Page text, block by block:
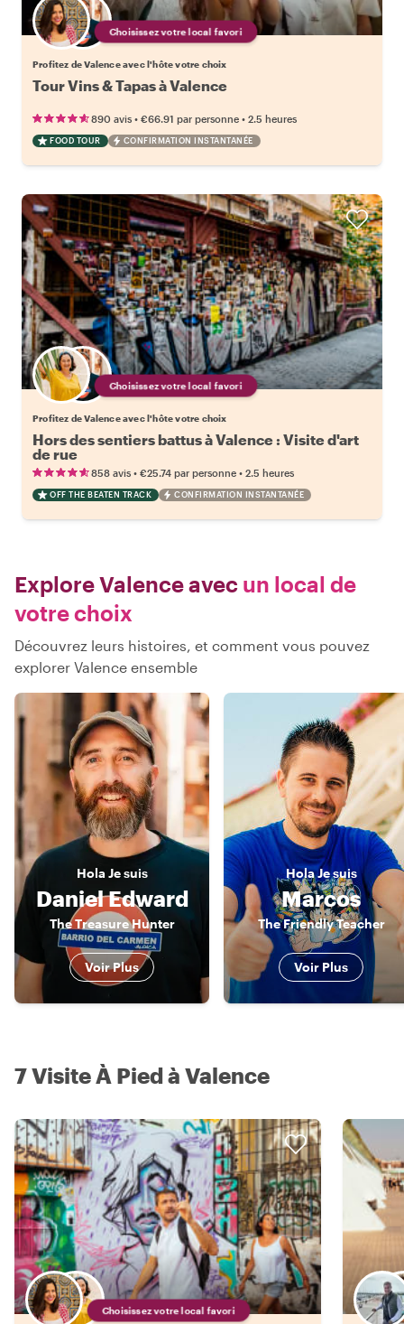
Choisissez votre local favori
Profitez de Valence avec l'hôte votre choix
Tour Vins & Tapas à Valence
890 avis • €66.91 par personne • 2.5 heures
FOOD TOUR CONFIRMATION INSTANTANÉE
Choisissez votre local favori
Profitez de Valence avec l'hôte votre choix
Hors des sentiers battus à Valence : Visite d'art
de rue
858 avis • €25.74 par personne • 2.5 heures
OFF THE BEATEN TRACK CONFIRMATION INSTANTANÉE
Explore Valence avec un local de
votre choix
Découvrez leurs histoires, et comment vous pouvez
explorer Valence ensemble
Hola Je suis
Daniel Edward
The Treasure Hunter
Voir Plus
HolaJe suis
Marcos
The Friendly Teacher
Voir Plus
7 Visite À Pied à Valence
Choisissez votre local favori